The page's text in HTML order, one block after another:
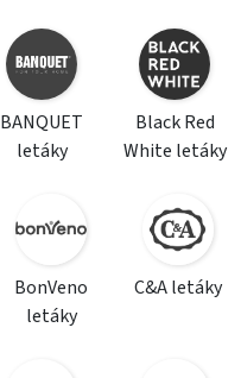
BANQUET
letáky
Black Red
White letáky
BonVeno
letáky
C&A letáky